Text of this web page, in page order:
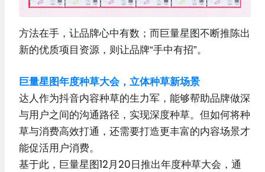
方法在手，让品牌心中有数；而巨量星图不断推陈出
新的优质项目资源，则让品牌“手中有招”。
巨量星图年度种草大会，立体种草新场景
达人作为抖音内容种草的生力军，能够帮助品牌做深
与用户之间的沟通路径，实现深度种草。但如何将种
草与消费高效打通，还需要打造更丰富的内容场景才
能促活用户消费。
基于此，巨量星图12月20日推出年度种草大会，通